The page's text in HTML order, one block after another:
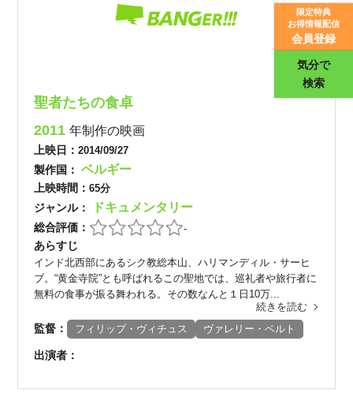
映画評価
限定特典
お得情報配信
会員登録
気分で
検索
聖者たちの食卓
2011年制作の映画
上映日：2014/09/27
製作国：ベルギー
上映時間：65分
ジャンル： ドキュメンタリー
総合評価： -
あらすじ
インド北西部にあるシク教総本山、ハリマンディル・サーヒ
ブ。“黄金寺院”とも呼ばれるこの聖地では、巡礼者や旅行者に
無料の食事が振る舞われる。その数なんと１日10万...
続きを読む
監督： フィリップ・ヴィチュス ヴァレリー・ベルト
出演者：